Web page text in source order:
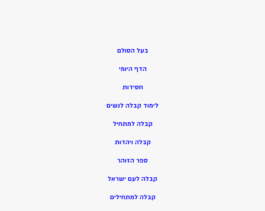
בעל הסולם
הדף היומי
חסידות
לימוד קבלה לנשים
קבלה למתחיל
קבלה ויהדות
ספר הזוהר
קבלה לעם ישראל
קבלה למתחילים